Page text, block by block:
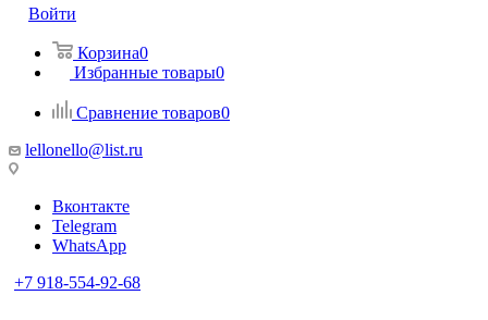
Войти
Корзина0
Избранные товары0
Сравнение товаров0
lellonello@list.ru
Вконтакте
Telegram
WhatsApp
+7 918-554-92-68